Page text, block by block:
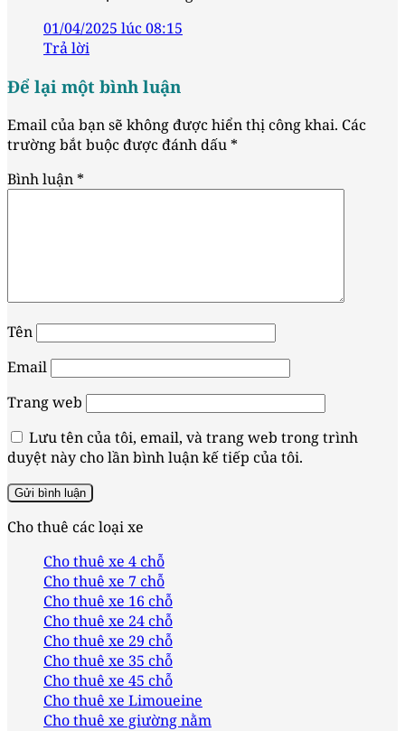
01/04/2025 lúc 08:15
Trả lời
Để lại một bình luận
Email của bạn sẽ không được hiển thị công khai. Các
trường bắt buộc được đánh dấu*
Bình luận*
Tên
Email
Trang web
Lưu tên của tôi, email, và trang web trong trình
duyệt này cho lần bình luận kế tiếp của tôi.
Cho thuê các loại xe
Cho thuê xe 4 chỗ
Cho thuê xe 7 chỗ
Cho thuê xe 16 chỗ
Cho thuê xe 24 chỗ
Cho thuê xe 29 chỗ
Cho thuê xe 35 chỗ
Cho thuê xe 45 chỗ
Cho thuê xe Limoueine
Cho thuê xe giường nằm